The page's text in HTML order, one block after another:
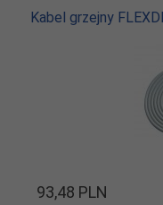
Kabel grzejny
93,48 PLN